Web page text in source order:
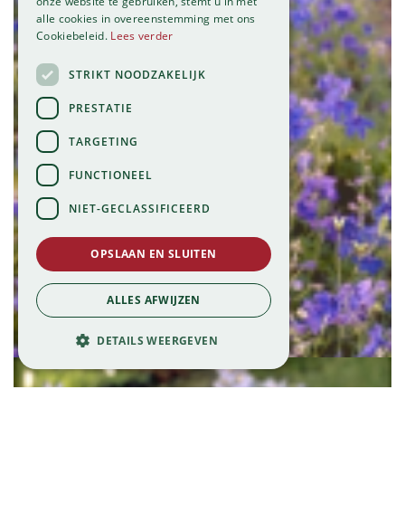
Ridderspoor
Delphinium grandiflorum 'Blauer Zwerg'
alle cookies in overeenstemming met ons
Cookiebeleid. Lees verder
STRIKT NOODZAKELIJK
PRESTATIE
TARGETING
FUNCTIONEEL
NIET-GECLASSIFICEERD
OPSLAAN EN SLUITEN
ALLES AFWIJZEN
DETAILS WEERGEVEN